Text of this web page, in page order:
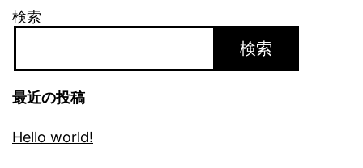
検索
検索
最近の投稿
Hello world!